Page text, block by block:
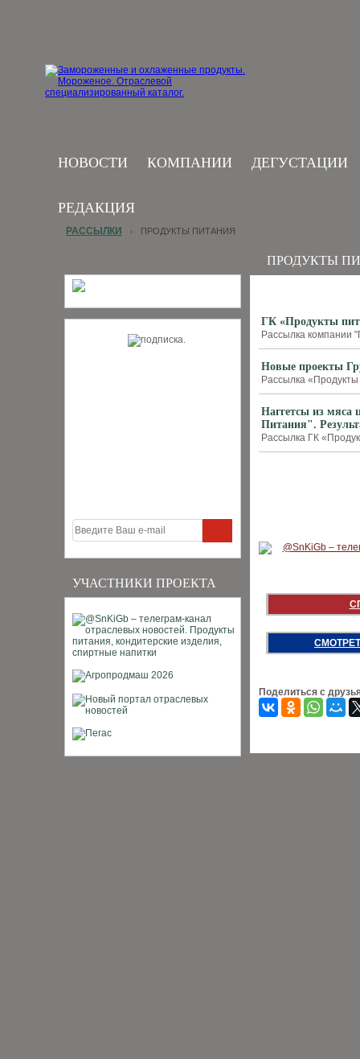
НОВОСТИ КОМПАНИИ ДЕГУСТАЦИИ
РЕДАКЦИЯ
УЧАСТНИКИ ПРОЕКТА
РАССЫЛКИ › ПРОДУКТЫ ПИТАНИЯ
ПРОДУКТЫ
ГК «Продукты
Рассылка компании
Новые проекты
Рассылка
Наггетсы из
Питания".
Рассылка ГК
Поделиться с